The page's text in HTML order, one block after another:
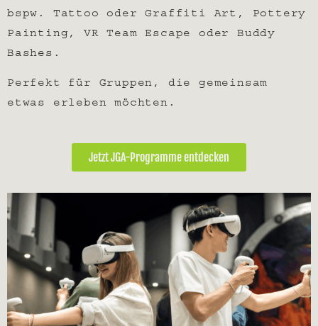
bspw. Tattoo oder Graffiti Art, Pottery
Painting, VR Team Escape oder Buddy
Bashes.
Perfekt für Gruppen, die gemeinsam
etwas erleben möchten.
Jetzt JGA-Programme entdecken